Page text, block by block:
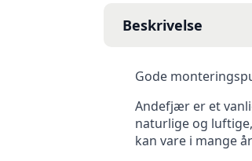
Beskrivelse
Gode
Andefjær er et
naturlige og
kan vare i mange